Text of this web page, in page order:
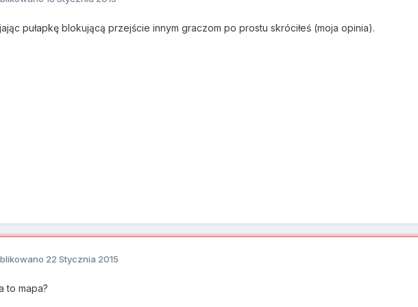
pułapkę blokującą przejście innym graczom po prostu skróciłeś (moja opinia).
22 Stycznia 2015
to mapa?